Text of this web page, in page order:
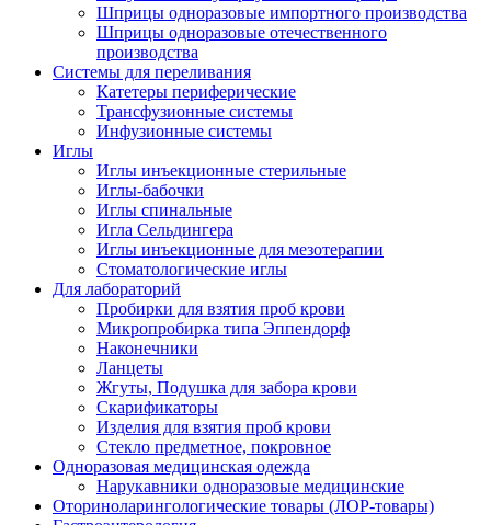
Шприцы одноразовые импортного производства
Шприцы одноразовые отечественного
производства
Системы для переливания
Катетеры периферические
Трансфузионные системы
Инфузионные системы
Иглы
Иглы инъекционные стерильные
Иглы-бабочки
Иглы спинальные
Игла Сельдингера
Иглы инъекционные для мезотерапии
Стоматологические иглы
Для лабораторий
Пробирки для взятия проб крови
Микропробирка типа Эппендорф
Наконечники
Ланцеты
Жгуты, Подушка для забора крови
Скарификаторы
Изделия для взятия проб крови
Стекло предметное, покровное
Одноразовая медицинская одежда
Нарукавники одноразовые медицинские
Оториноларингологические товары (ЛОР-товары)